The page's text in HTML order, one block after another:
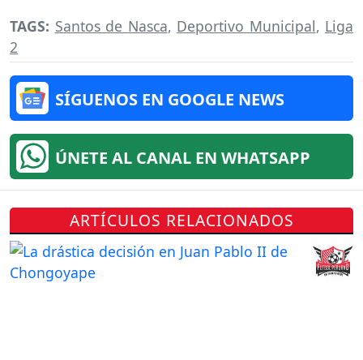
TAGS: Santos de Nasca, Deportivo Municipal, Liga
2
SÍGUENOS EN GOOGLE NEWS
ÚNETE AL CANAL EN WHATSAPP
ARTÍCULOS RELACIONADOS